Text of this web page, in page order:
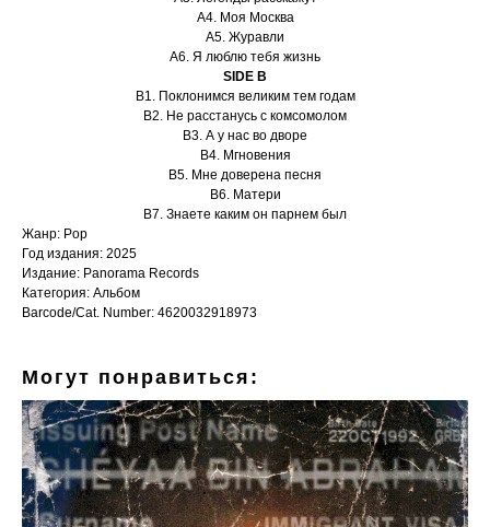
A4. Моя Москва
A5. Журавли
A6. Я люблю тебя жизнь
SIDE B
B1. Поклонимся великим тем годам
B2. Не расстанусь с комсомолом
B3. А у нас во дворе
B4. Мгновения
B5. Мне доверена песня
B6. Матери
B7. Знаете каким он парнем был
Жанр: Pop
Год издания: 2025
Издание: Panorama Records
Категория: Альбом
Barcode/Cat. Number: 4620032918973
Могут понравиться: